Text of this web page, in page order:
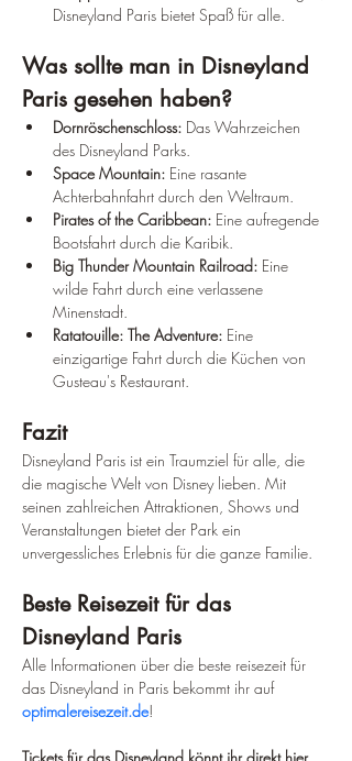
Disneyland Paris bietet Spaß für alle.
Was sollte man in Disneyland
Paris gesehen haben?
Dornröschenschloss: Das Wahrzeichen
des Disneyland Parks.
Space Mountain: Eine rasante
Achterbahnfahrt durch den Weltraum.
Pirates of the Caribbean: Eine aufregende
Bootsfahrt durch die Karibik.
Big Thunder Mountain Railroad: Eine
wilde Fahrt durch eine verlassene
Minenstadt.
Ratatouille: The Adventure: Eine
einzigartige Fahrt durch die Küchen von
Gusteau's Restaurant.
Fazit
Disneyland Paris ist ein Traumziel für alle, die
die magische Welt von Disney lieben. Mit
seinen zahlreichen Attraktionen, Shows und
Veranstaltungen bietet der Park ein
unvergessliches Erlebnis für die ganze Familie.
Beste Reisezeit für das
Disneyland Paris
Alle Informationen über die beste reisezeit für
das Disneyland in Paris bekommt ihr auf
optimalereisezeit.de!